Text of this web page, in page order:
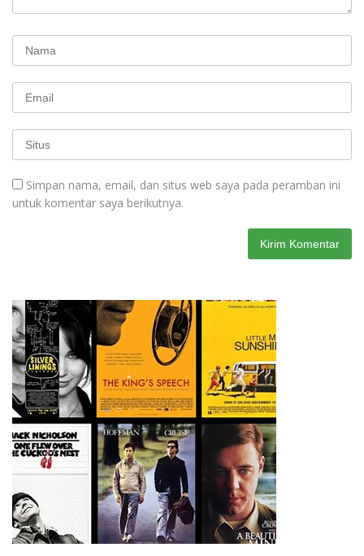
Simpan nama, email, dan situs web saya pada peramban ini
untuk komentar saya berikutnya.